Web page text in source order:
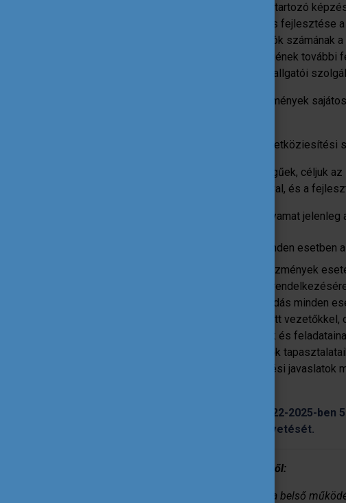
A STEM+ képzési területekhez tartozó
Együttműködések kialakítása és fejlesztése
Önköltséges képzéseken tanulók számának
A magyar felsőoktatás minőségének
erősítésével, ezek, valamint a hallgatói
A tanácsadás a fentieken túl az intézmények
A tanácsadást felsőoktatási és nemzetköziesítési
Az eljárások támogató-fejlesztő jellegűek, céljuk
belüli együttműködések támogatásával, és a
A nemzetköziesítési tanácsadási folyamat
: A tanácsadás minden
A kiválasztott intézmények
tevékenységével kapcsolatos,
A tanácsadás minden
nemzetközi feladatokban érintett
eredményeinek, lehetőségeinek és
A szakértők
A fejlesztési javaslatok
Az SH Licenc tanácsadásokban 2022-2025-
fejlesztések szakértői nyomonkövetését.
Néhány idézet a szakértői jelentésekből:
„Az Egyetemi Szövetség program így a belső